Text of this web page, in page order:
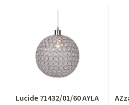
Lucide 71432/01/60 AYLA